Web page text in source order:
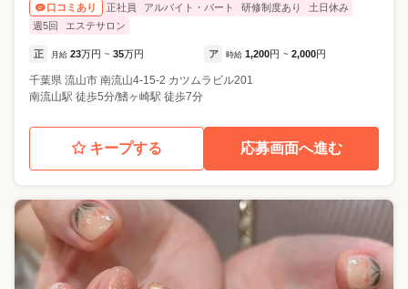
口コミあり 正社員 アルバイト・パート 研修制度あり
土日休み
週5回
エステサロン
正 月給 23万円 ~ 35万円 ア 時給 1,200円 ~ 2,000円
千葉県 流山市 南流山4-15-2 カツムラビル201
南流山駅 徒歩5分/鰭ヶ崎駅 徒歩7分
キープする 応募画面へ進む